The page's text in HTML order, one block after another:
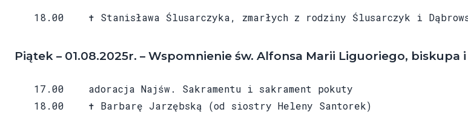
18.00 ✝ Stanisława Ślusarczyka, zmarłych z rodziny Ślusarczyk i
Piątek – 01.08.2025r. – Wspomnienie św. Alfonsa Marii Liguoriego, biskupa
17.00 adoracja Najśw. Sakramentu i sakrament pokuty
18.00 ✝ Barbarę Jarzębską (od siostry Heleny Santorek)